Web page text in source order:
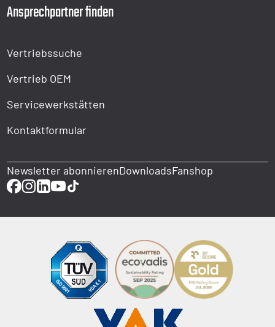
Ansprechpartner finden
Vertriebssuche
Vertrieb OEM
Servicewerkstätten
Kontaktformular
Newsletter abonnierenDownloadsFanshop